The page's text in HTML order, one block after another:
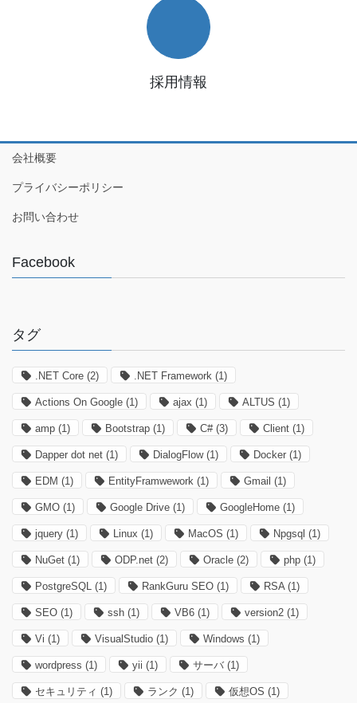
採用情報
会社概要
プライバシーポリシー
お問い合わせ
Facebook
タグ
.NET Core (2) .NET Framework (1)
Actions On Google (1) ajax (1) ALTUS (1)
amp (1) Bootstrap (1) C#(3) Client (1)
Dapper dot net (1) DialogFlow(1) Docker (1)
EDM (1) EntityFramwework (1) Gmail (1)
GMO (1) Google Drive (1) GoogleHome (1)
jquery (1) Linux (1) MacOS (1) Npgsql (1)
NuGet (1) ODP.net (2) Oracle (2) php (1)
PostgreSQL (1) RankGuru SEO (1) RSA(1)
SEO (1) ssh (1) VB6 (1) version2 (1)
Vi (1) VisualStudio (1) Windows (1)
wordpress (1) yii (1) サーバ (1)
セキュリティ (1) ランク (1) 仮想OS (1)